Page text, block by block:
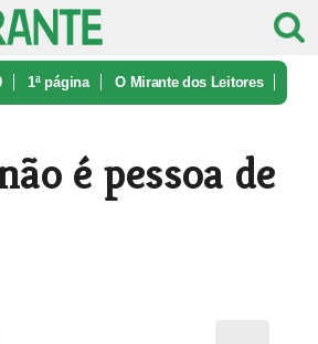
1ª página O Mirante dos Leitores
é pessoa de